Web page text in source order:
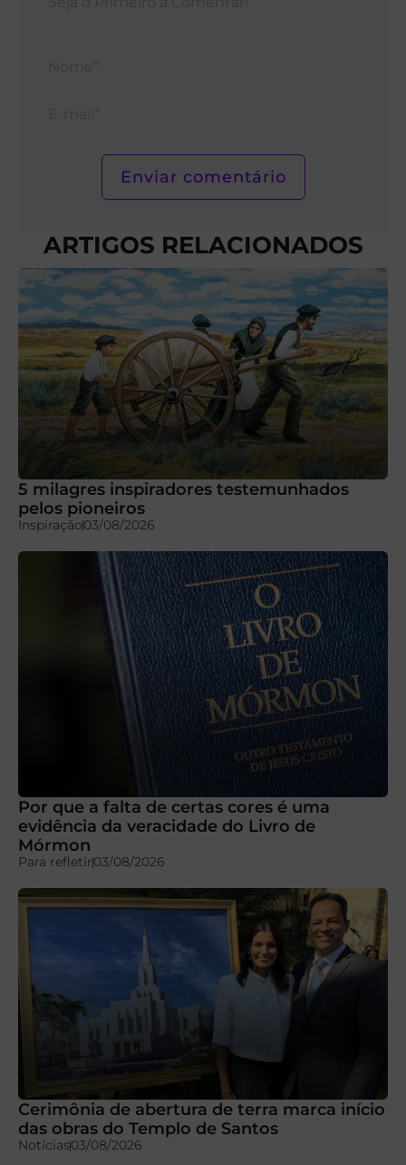
ARTIGOS RELACIONADOS
5 milagres inspiradores testemunhados
pelos pioneiros
Inspiração03/08/2026
Por que a falta de certas cores é uma
evidência da veracidade do Livro de
Mórmon
Para refletir03/08/2026
Cerimônia de abertura de terra marca início
das obras do Templo de Santos
Notícias03/08/2026